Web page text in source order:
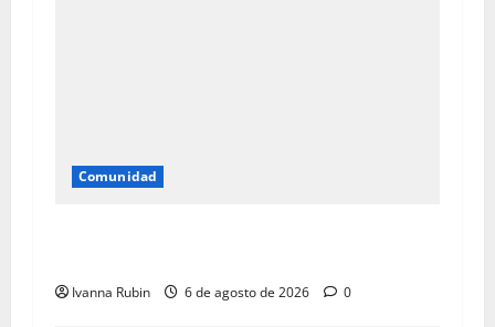
Comunidad
Ivanna Rubin 6 de agosto de 2026 0